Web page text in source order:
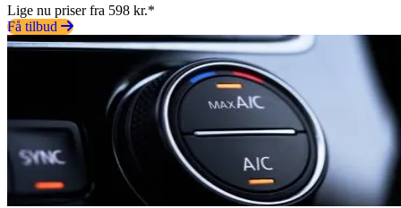
Lige nu priser fra 598 kr.*
Få tilbud